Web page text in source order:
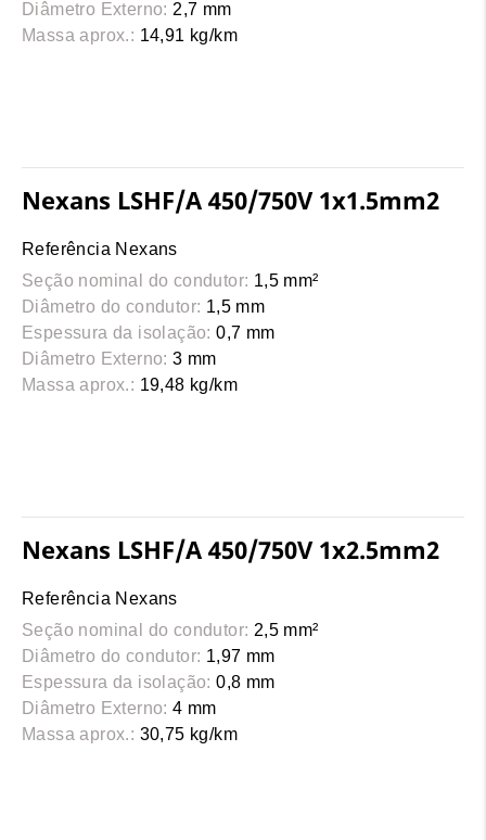
Diâmetro Externo: 2,7 mm
Massa aprox.: 14,91 kg/km
Nexans LSHF/A 450/750V 1x1.5mm2
Referência Nexans
Seção nominal do condutor: 1,5 mm²
Diâmetro do condutor: 1,5 mm
Espessura da isolação: 0,7 mm
Diâmetro Externo: 3 mm
Massa aprox.: 19,48 kg/km
Nexans LSHF/A 450/750V 1x2.5mm2
Referência Nexans
Seção nominal do condutor: 2,5 mm²
Diâmetro do condutor: 1,97 mm
Espessura da isolação: 0,8 mm
Diâmetro Externo: 4 mm
Massa aprox.: 30,75 kg/km